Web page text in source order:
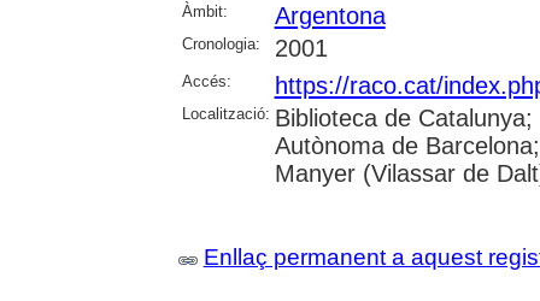
Àmbit: Argentona
Cronologia: 2001
Accés: https://raco.cat/
Localització: Biblioteca de
Autònoma de
Manyer (Vilassar de
Enllaç permanent a aquest